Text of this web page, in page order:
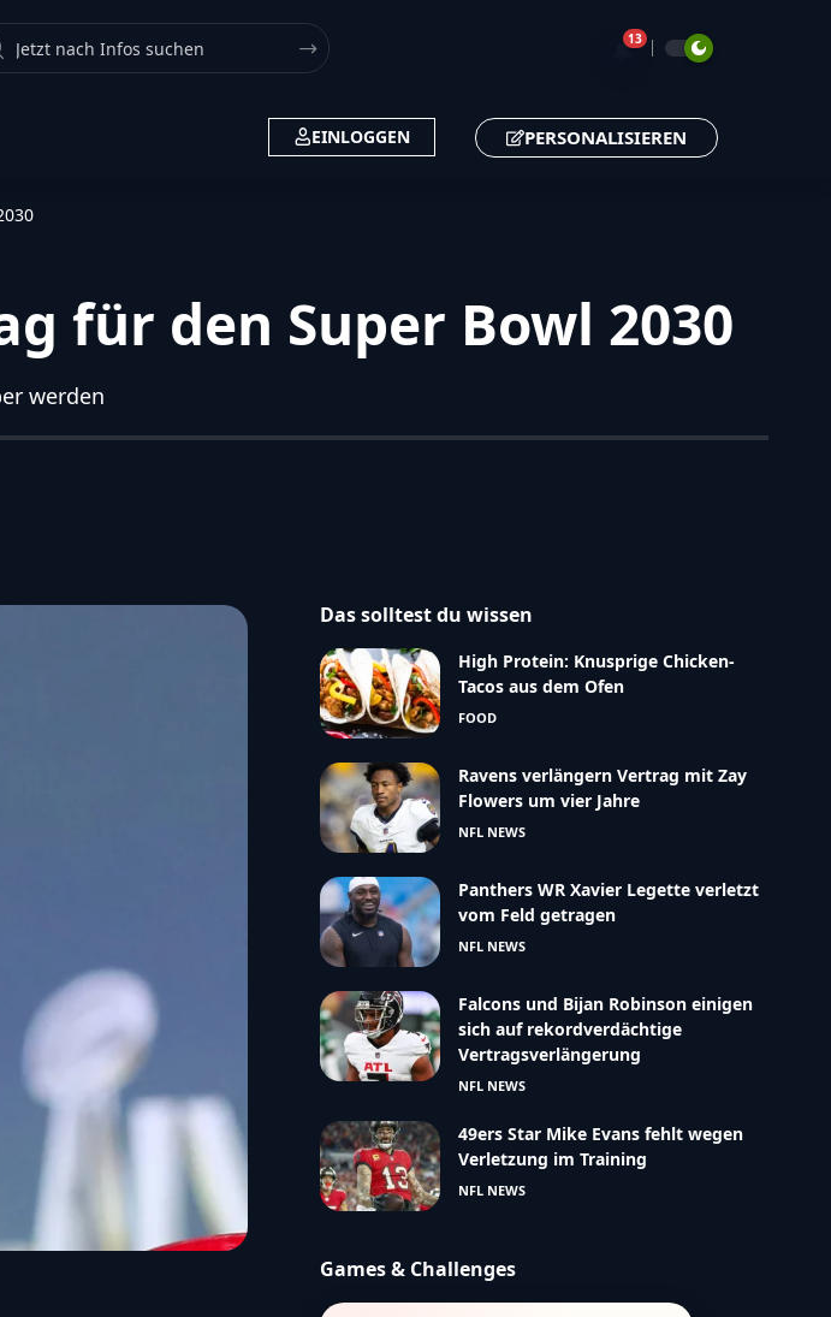
Search 🔔13
EINLOGGEN PERSONALISIEREN
für den Super Bowl 2030
werden
Das solltest du wissen
High Protein: Knusprige Chicken-
Tacos aus dem Ofen
FOOD
Ravens verlängern Vertrag mit Zay
Flowers um vier Jahre
NFL NEWS
Panthers WR Xavier Legette verletzt
vom Feld getragen
NFL NEWS
Falcons und Bijan Robinson einigen
sich auf rekordverdächtige
Vertragsverlängerung
NFL NEWS
49ers Star Mike Evans fehlt wegen
Verletzung im Training
NFL NEWS
Games & Challenges